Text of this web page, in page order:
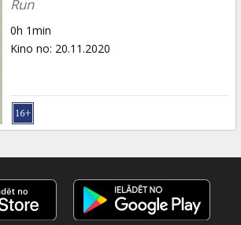
Run
0h 1min
Kino no: 20.11.2020